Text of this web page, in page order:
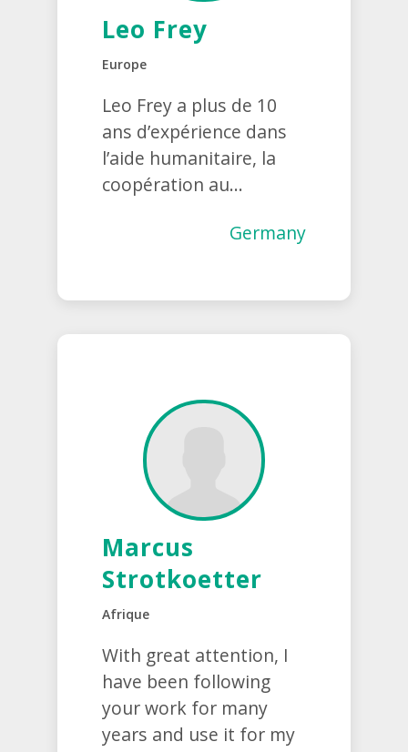
Leo Frey
Europe
Leo Frey a plus de 10
ans d’expérience dans
l’aide humanitaire, la
coopération au...
Germany
Marcus
Strotkoetter
Afrique
With great attention, I
have been following
your work for many
years and use it for my